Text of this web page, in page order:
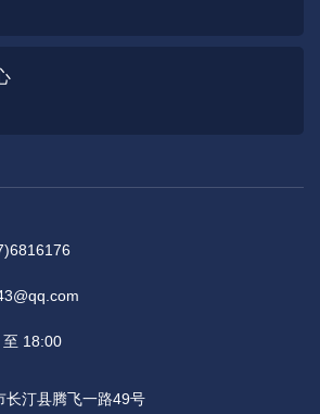
18:00
长汀县腾飞一路49号